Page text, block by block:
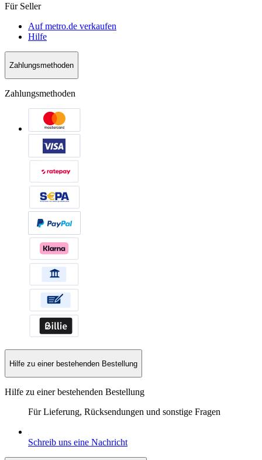
Für Seller
Auf metro.de verkaufen
Hilfe
Zahlungsmethoden
Zahlungsmethoden
Hilfe zu einer bestehenden Bestellung
Hilfe zu einer bestehenden Bestellung
Für Lieferung, Rücksendungen und sonstige Fragen
Schreib uns eine Nachricht